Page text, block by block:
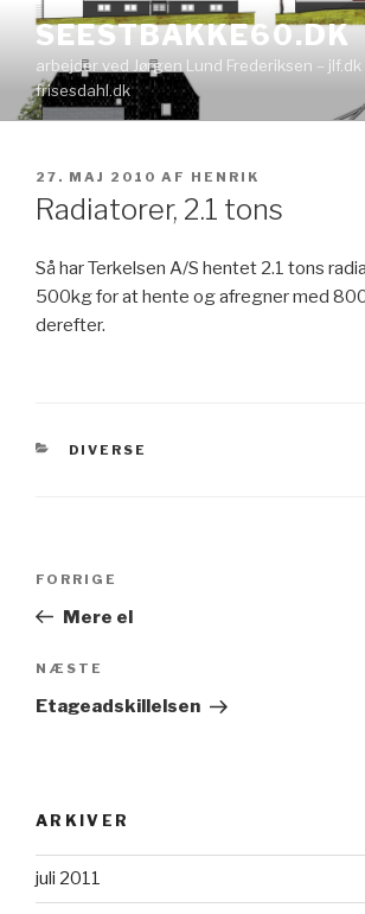
Videre
indhold
SEESTBAKKE60.DK
arbejder ved Jørgen Lund Frederiksen –
frisesdahl.dk
UDGIVET
DEN
27. MAJ 2010 AF HENRIK
Radiatorer, 2.1 tons
Så har Terkelsen A/S hentet 2.1 tons
500kg for at hente og afregner med
derefter.
KATEGORIER
DIVERSE
Forrige
indlæg
FORRIGE
Mere el
Næste
indlæg
NÆSTE
Etageadskillelsen
ARKIVER
juli 2011